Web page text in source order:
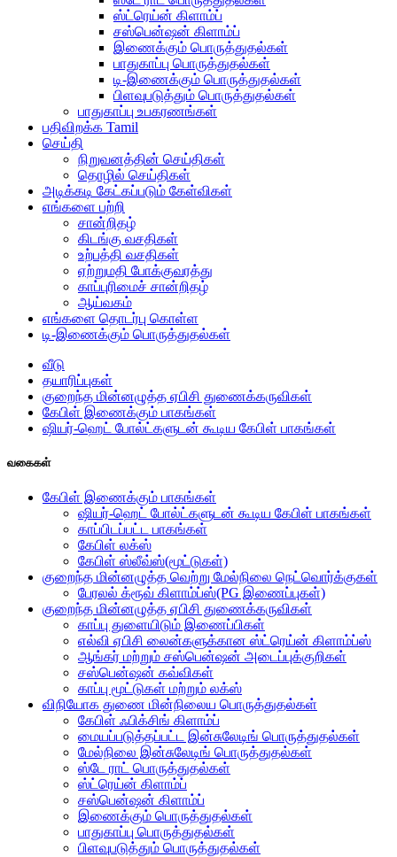
ஸ்ட்ரெய்ன் கிளாம்ப்
சஸ்பென்ஷன் கிளாம்ப்
இணைக்கும் பொருத்துதல்கள்
பாதுகாப்பு பொருத்துதல்கள்
டி-இணைக்கும் பொருத்துதல்கள்
பிளவுபடுத்தும் பொருத்துதல்கள்
பாதுகாப்பு உபகரணங்கள்
பதிவிறக்க Tamil
செய்தி
நிறுவனத்தின் செய்திகள்
தொழில் செய்திகள்
அடிக்கடி கேட்கப்படும் கேள்விகள்
எங்களை பற்றி
சான்றிதழ்
கிடங்கு வசதிகள்
உற்பத்தி வசதிகள்
ஏற்றுமதி போக்குவரத்து
காப்புரிமைச் சான்றிதழ்
ஆய்வகம்
எங்களை தொடர்பு கொள்ள
டி-இணைக்கும் பொருத்துதல்கள்
வீடு
தயாரிப்புகள்
குறைந்த மின்னழுத்த ஏபிசி துணைக்கருவிகள்
கேபிள் இணைக்கும் பாகங்கள்
ஷியர்-ஹெட் போல்ட்களுடன் கூடிய கேபிள் பாகங்கள்
வகைகள்
கேபிள் இணைக்கும் பாகங்கள்
ஷியர்-ஹெட் போல்ட்களுடன் கூடிய கேபிள் பாகங்கள்
காப்பிடப்பட்ட பாகங்கள்
கேபிள் லக்ஸ்
கேபிள் ஸ்லீவ்ஸ்(மூட்டுகள்)
குறைந்த மின்னழுத்த வெற்று மேல்நிலை நெட்வொர்க்குகள்
பேரலல் க்ரூவ் கிளாம்ப்ஸ்(PG இணைப்புகள்)
குறைந்த மின்னழுத்த ஏபிசி துணைக்கருவிகள்
காப்பு துளையிடும் இணைப்பிகள்
எல்வி ஏபிசி லைன்களுக்கான ஸ்ட்ரெய்ன் கிளாம்ப்ஸ்
ஆங்கர் மற்றும் சஸ்பென்ஷன் அடைப்புக்குறிகள்
சஸ்பென்ஷன் கவ்விகள்
காப்பு மூட்டுகள் மற்றும் லக்ஸ்
விநியோக துணை மின்நிலைய பொருத்துதல்கள்
கேபிள் ஃபிக்சிங் கிளாம்ப்
மையப்படுத்தப்பட்ட இன்சுலேடிங் பொருத்துதல்கள்
மேல்நிலை இன்சுலேடிங் பொருத்துதல்கள்
ஸ்டே ராட் பொருத்துதல்கள்
ஸ்ட்ரெய்ன் கிளாம்ப்
சஸ்பென்ஷன் கிளாம்ப்
இணைக்கும் பொருத்துதல்கள்
பாதுகாப்பு பொருத்துதல்கள்
பிளவுபடுத்தும் பொருத்துதல்கள்